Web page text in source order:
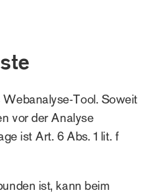
Tool. Soweit
vor der Analyse
ist Art. 6 Abs. 1 lit. f
ist, kann beim